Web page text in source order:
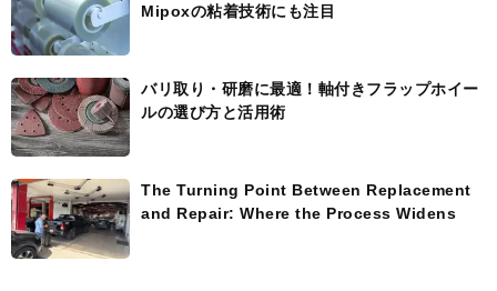
Mipoxの粘着技術にも注目
バリ取り・研磨に最適！軸付きフラップホイー
ルの選び方と活用術
The Turning Point Between Replacement
and Repair: Where the Process Widens